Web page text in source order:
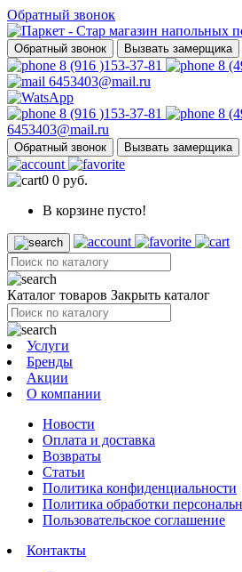
Обратный звонок
Обратный звонок Вызвать замерщика
8 (916 )153-37-81
8
6453403@mail.ru
8 (916 )153-37-81
8
6453403@mail.ru
Обратный звонок Вызвать замерщика
0 0 руб.
В корзине пусто!
Каталог товаров Закрыть каталог
Услуги
Бренды
Акции
О компании
Новости
Оплата и доставка
Возвраты
Статьи
Политика конфиденциальности
Политика обработки
Пользовательское соглашение
Контакты